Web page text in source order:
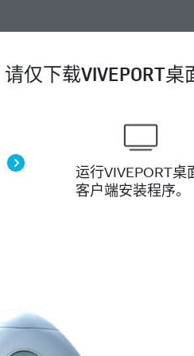
仅下载VIVEPORT桌
运行VIVEPORT桌
客户端安装程序。